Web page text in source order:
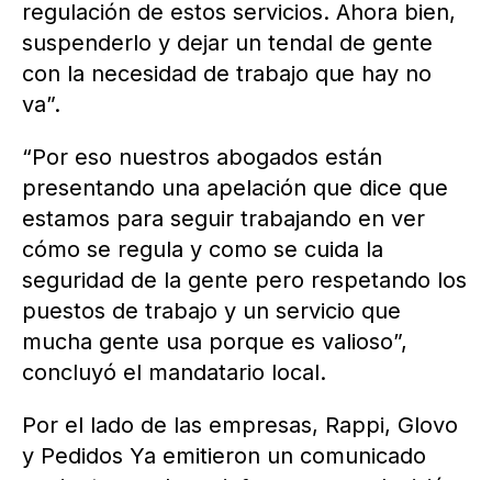
regulación de estos servicios. Ahora bien,
suspenderlo y dejar un tendal de gente
con la necesidad de trabajo que hay no
va”.
“Por eso nuestros abogados están
presentando una apelación que dice que
estamos para seguir trabajando en ver
cómo se regula y como se cuida la
seguridad de la gente pero respetando los
puestos de trabajo y un servicio que
mucha gente usa porque es valioso”,
concluyó el mandatario local.
Por el lado de las empresas, Rappi, Glovo
y Pedidos Ya emitieron un comunicado